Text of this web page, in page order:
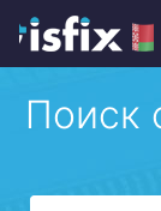
Поиск